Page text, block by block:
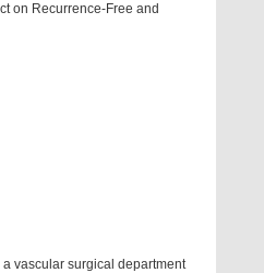
on Recurrence-Free and
vascular surgical department